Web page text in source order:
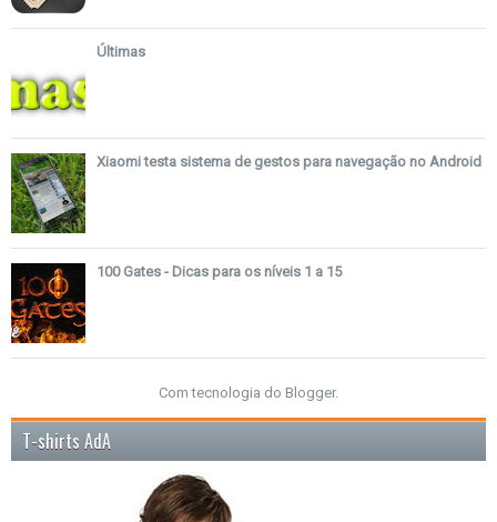
Últimas
Xiaomi testa sistema de gestos para navegação no Android
100 Gates - Dicas para os níveis 1 a 15
Com tecnologia do Blogger.
T-shirts AdA